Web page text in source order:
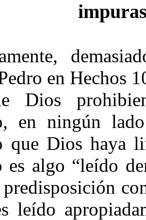
en Hechos
Dios
en ningún
que Dios haya
es algo “leído
leído